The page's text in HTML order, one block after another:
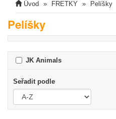
Úvod FRETKY Pelíšky
Pelíšky
JK Animals
Seřadit podle